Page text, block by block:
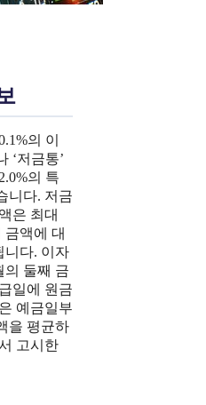
의 이
‘저금통’
의 특
니다. 저금
은 최대
금액에 대
니다. 이자
의 둘째 금
일에 원금
예금일부
을 평균하
고시한